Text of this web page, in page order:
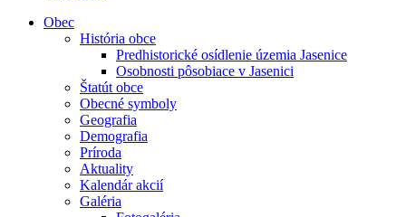
Obec
História obce
Predhistorické osídlenie územia Jasenice
Osobnosti pôsobiace v Jasenici
Štatút obce
Obecné symboly
Geografia
Demografia
Príroda
Aktuality
Kalendár akcií
Galéria